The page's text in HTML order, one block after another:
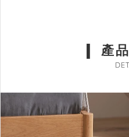
產